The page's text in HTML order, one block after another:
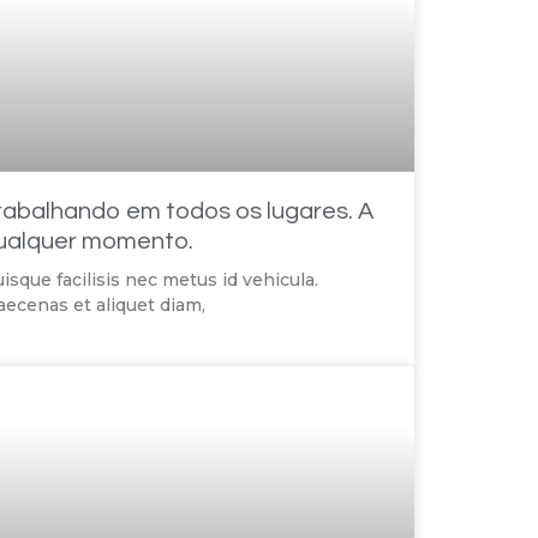
em todos os lugares. A
momento.
facilisis nec metus id vehicula.
et aliquet diam,